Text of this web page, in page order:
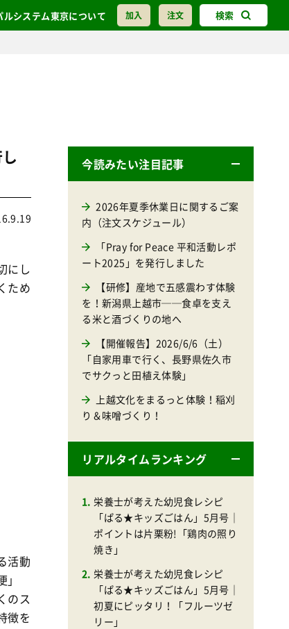
加入 注文 検索
ルシステム東京について
にし
ため
活動
のス
徴を
今読みたい注目記事
2026年夏季休業日に関するご案
内（注文スケジュール）
「Pray for Peace 平和活動レポ
ート2025」を発行しました
【研修】産地で五感震わす体験
を！新潟県上越市──食卓を支え
る米と酒づくりの地へ
【開催報告】2026/6/6（土）
「自家用車で行く、長野県佐久市
でサクっと田植え体験」
上越文化をまるっと体験！稲刈
り＆味噌づくり！
リアルタイムランキング
栄養士が考えた幼児食レシピ
「ぱる★キッズごはん」5月号｜
ポイントは片栗粉!「鶏肉の照り
焼き」
栄養士が考えた幼児食レシピ
「ぱる★キッズごはん」5月号｜
初夏にピッタリ！「フルーツゼ
リー」